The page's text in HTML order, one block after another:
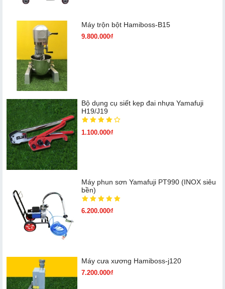
Máy trộn bột Hamiboss-B15
9.800.000₫
Bộ dụng cụ siết kẹp đai nhựa Yamafuji
H19/J19
1.100.000₫
Máy phun sơn Yamafuji PT990 (INOX siêu
bền)
6.200.000₫
Máy cưa xương Hamiboss-j120
7.200.000₫